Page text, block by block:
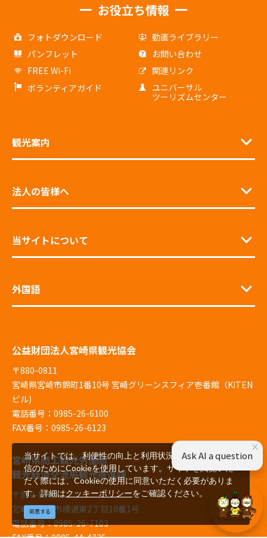
お役立ち情報
フォトダウンロード
動画ライブラリー
パンフレット
お問い合わせ
FREE Wi-Fi
関連リンク
ボランティアガイド
ユニバーサル
ツーリズムセンター
観光案内
法人の皆様へ
当サイトについて
外国語
公益財団法人宮崎県観光協会
〒880-0811
宮崎県宮崎市錦町1番10号 宮崎グリーンスフィア壱番館（KITEN
ビル)
電話番号：0985-26-6100
FAX番号：0985-26-6123
宮崎県商工観光労働部
観光経済交流局観光推進課
〒880-8501
宮崎県宮崎市橘通東2丁目10番1号
電話番号：0985-26-7103
当サイトでは、利便性の向上と利用状況の解析、広告配
信のためにCookieを使用しています。サイトを閲覧いた
だく際には、Cookieの使用に同意いただく必要がありま
す。詳細はクッキーポリシーをご確認ください。
同意する
×
Ask AI a question